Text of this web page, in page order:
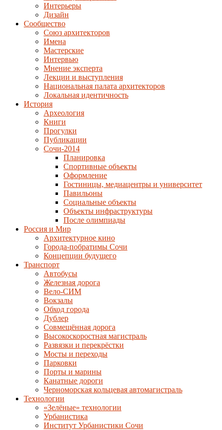
Интерьеры
Дизайн
Сообщество
Союз архитекторов
Имена
Мастерские
Интервью
Мнение эксперта
Лекции и выступления
Национальная палата архитекторов
Локальная идентичность
История
Археология
Книги
Прогулки
Публикации
Сочи-2014
Планировка
Спортивные объекты
Оформление
Гостиницы, медиацентры и университет
Павильоны
Социальные объекты
Объекты инфраструктуры
После олимпиады
Россия и Мир
Архитектурное кино
Города-побратимы Сочи
Концепции будущего
Транспорт
Автобусы
Железная дорога
Вело-СИМ
Вокзалы
Обход города
Дублер
Совмещённая дорога
Высокоскоростная магистраль
Развязки и перекрёстки
Мосты и переходы
Парковки
Порты и марины
Канатные дороги
Черноморская кольцевая автомагистраль
Технологии
«Зелёные» технологии
Урбанистика
Институт Урбанистики Сочи